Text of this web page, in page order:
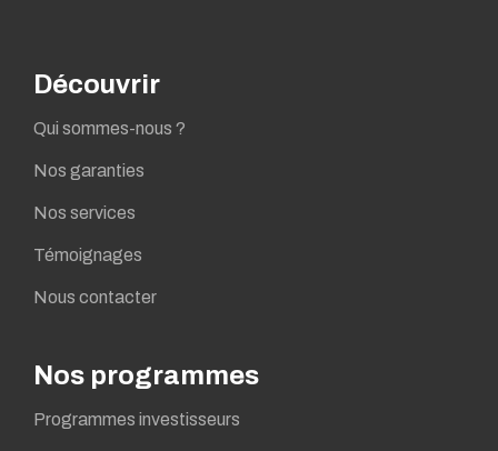
Découvrir
Qui sommes-nous ?
Nos garanties
Nos services
Témoignages
Nous contacter
Nos programmes
Programmes investisseurs